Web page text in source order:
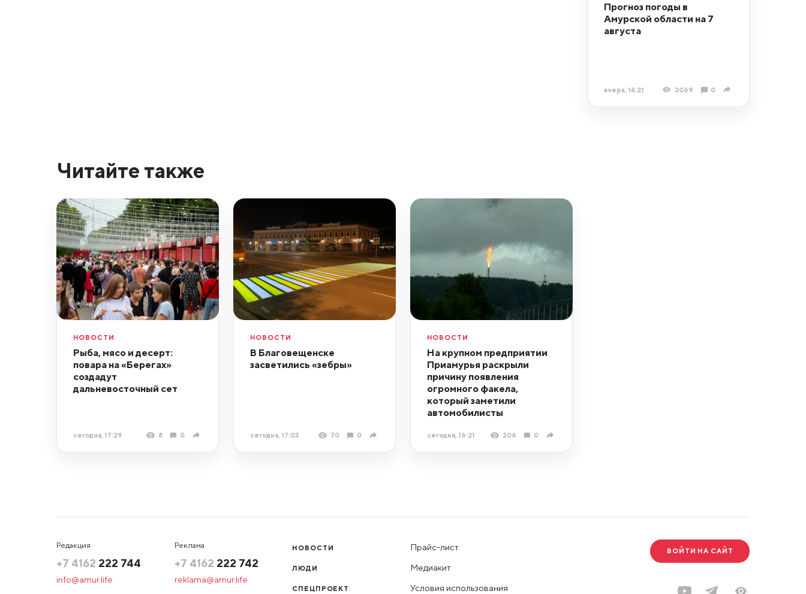
Прогноз погоды в
Амурской области на 7
августа
вчера, 14:21 2069 0
Читайте также
НОВОСТИ
Рыба, мясо и десерт:
повара на «Берегах»
создадут
дальневосточный сет
сегодня, 17:29 8 0
НОВОСТИ
В Благовещенске
засветились «зебры»
сегодня, 17:03 70 0
НОВОСТИ
На крупном предприятии
Приамурья раскрыли
причину появления
огромного факела,
который заметили
автомобилисты
сегодня, 16:21 206 0
Редакция
+7 4162 222 744
info@amur.life
Реклама
+7 4162 222 742
reklama@amur.life
НОВОСТИ
ЛЮДИ
СПЕЦПРОЕКТ
Прайс-лист
Медиакит
Условия использования
ВОЙТИ НА САЙТ